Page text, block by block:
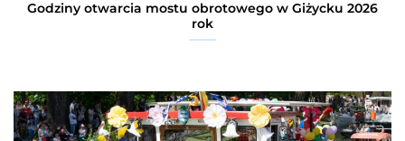
Godziny otwarcia mostu obrotowego w Giżycku 2026
rok